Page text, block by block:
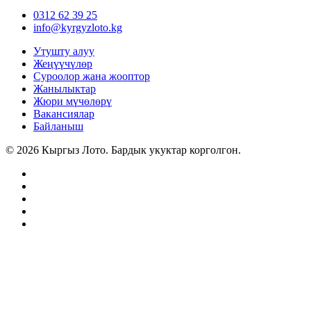
0312 62 39 25
info@kyrgyzloto.kg
Утушту алуу
Жеңүүчүлөр
Суроолор жана жооптор
Жанылыктар
Жюри мүчөлөрү
Вакансиялар
Байланыш
© 2026 Кыргыз Лото. Бардык укуктар корголгон.